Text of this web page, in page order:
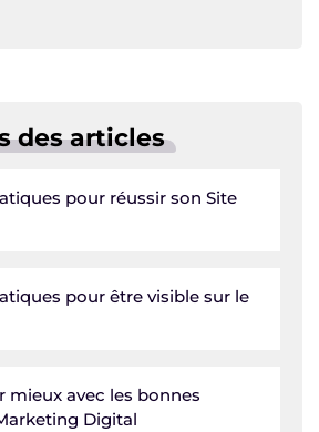
des articles
pour réussir son Site
pour être visible sur le
avec les bonnes
Digital